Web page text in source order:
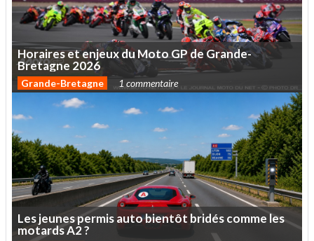
HorairesetenjeuxduMotoGPdeGrande-
Bretagne 2026
Grande-Bretagne 1 commentaire
Lesjeunespermisautobientôt bridéscommeles
motardsA2?